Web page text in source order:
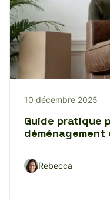
10 décembre 2025
Guide pratique
Rebecca